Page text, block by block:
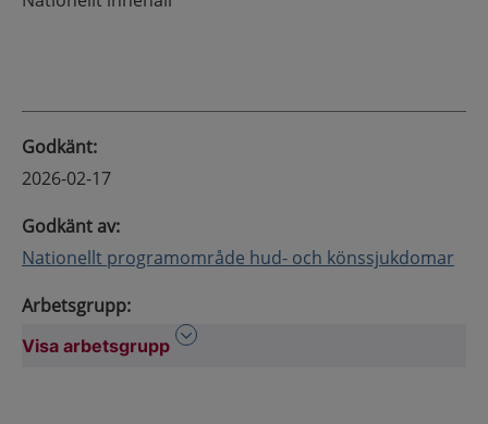
Godkänt:
2026-02-17
Godkänt av:
Nationellt programområde hud- och könssjukdomar
Arbetsgrupp:
Visa arbetsgrupp Visa arbetsgrupp